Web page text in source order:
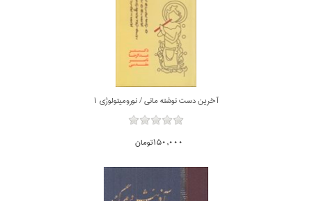
آخرين دست نوشته ماني / نوروميتولوژي 1
150,000تومان